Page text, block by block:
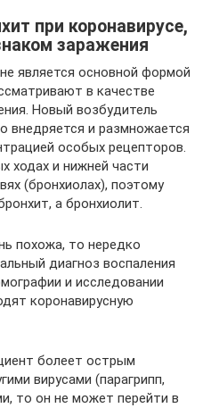
при коронавирусе,
заражения
является основной формой
в качестве
Новый возбудитель
внедряется и размножается
особых рецепторов.
ходах и нижней части
(бронхиолах), поэтому
а бронхиолит.
похожа, то нередко
диагноз воспаления
и исследовании
коронавирусную
болеет острым
вирусами (парагрипп,
то он не может перейти в